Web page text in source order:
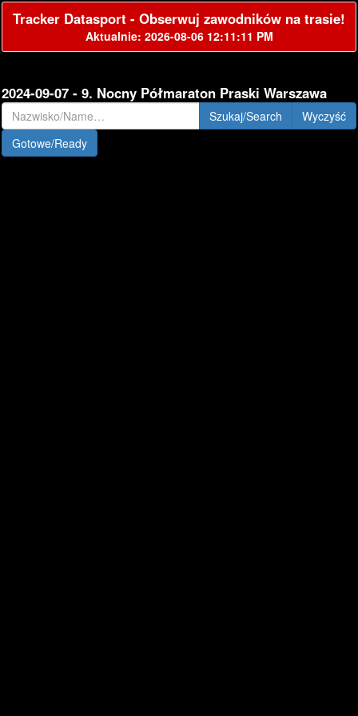
Tracker Datasport - Obserwuj zawodników na trasie!
Aktualnie: 2026-08-06 12:11:11 PM
2024-09-07 - 9. Nocny Półmaraton Praski Warszawa
Szukaj/Search
Gotowe/Ready